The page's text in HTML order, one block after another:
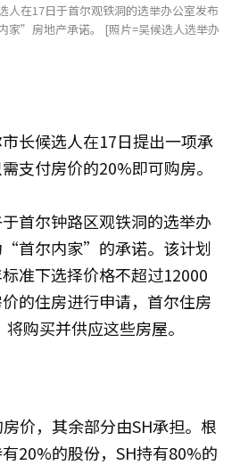
人在17日于首尔观铁洞的选举办公室发布
家”房地产承诺。 [照片=吴候选人选举办
长候选人在17日提出一项承
支付房价的20%即可购房。
首尔钟路区观铁洞的选举办
“首尔内家”的承诺。该计划
准下选择价格不超过12000
的住房进行申请，首尔住房
购买并供应这些房屋。
价，其余部分由SH承担。根
20%的股份，SH持有80%的